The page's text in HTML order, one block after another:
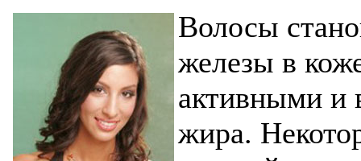
Волосы
железы в
активными и
жира.